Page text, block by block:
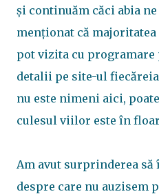
și continuăm căci abia
menționat că
pot vizita cu programare
detalii pe site-ul
nu este nimeni aici,
culesul viilor este în
Am avut surprinderea
despre care nu auzisem